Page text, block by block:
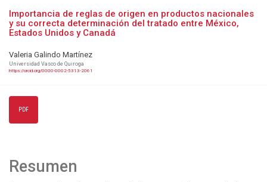
Importancia de reglas de origen en productos nacionales
y su correcta determinación del tratado entre México,
Estados Unidos y Canadá
Valeria Galindo Martínez
Universidad Vasco de Quiroga
https://orcid.org/0000-0002-5313-2061
PDF
Resumen